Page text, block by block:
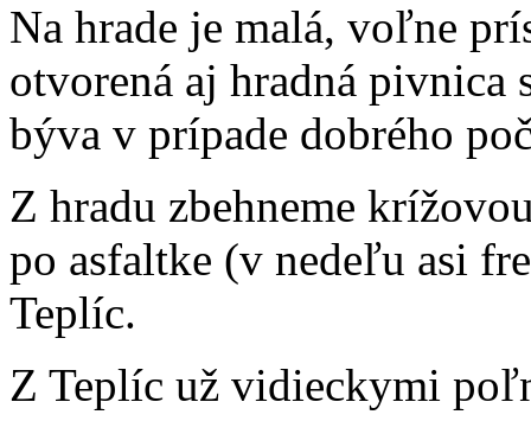
Na hrade je malá, voľne
otvorená aj hradná pivnica
býva v prípade dobrého
Z hradu zbehneme
po asfaltke (v nedeľu asi
Teplíc.
Z Teplíc už vidieckymi